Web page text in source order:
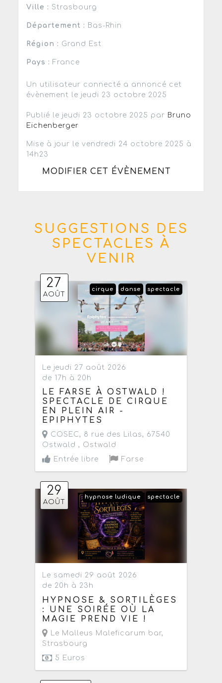
Ville : Strasbourg
Département : Bas-Rhin
Région : Grand Est
Pays : France
Un utilisateur connecté a annoncé cet
évènement le jeudi 23 octobre 2025
Publié le jeudi 23 octobre 2025 par Bruno
Eichenberger
Mise à jour le vendredi 24 octobre 2025 à
14h23
MODIFIER CET ÉVÈNEMENT
SUGGESTIONS DES
SPECTACLES À
VENIR
27
AOÛT
spectacle
danse
cirque
Le jeudi 27 août 2026
de 17h à 20h
LE FARSE À OSTWALD !
SPECTACLE DE CIRQUE
EN PLEIN AIR -
EPIPHYTES
COSEC, 8 rue des Lilas, 67540
Ostwald , Ostwald
Entrée libre
Farse
29
AOÛT
spectacle
hypnose ludique
Le samedi 29 août 2026
de 20h à 23h
HYPNOSE & SORTILÈGES
: UNE SOIRÉE OÙ LA
MAGIE PREND VIE !
Le Malleus Maleficarum bar,
Strasbourg
5 Euros